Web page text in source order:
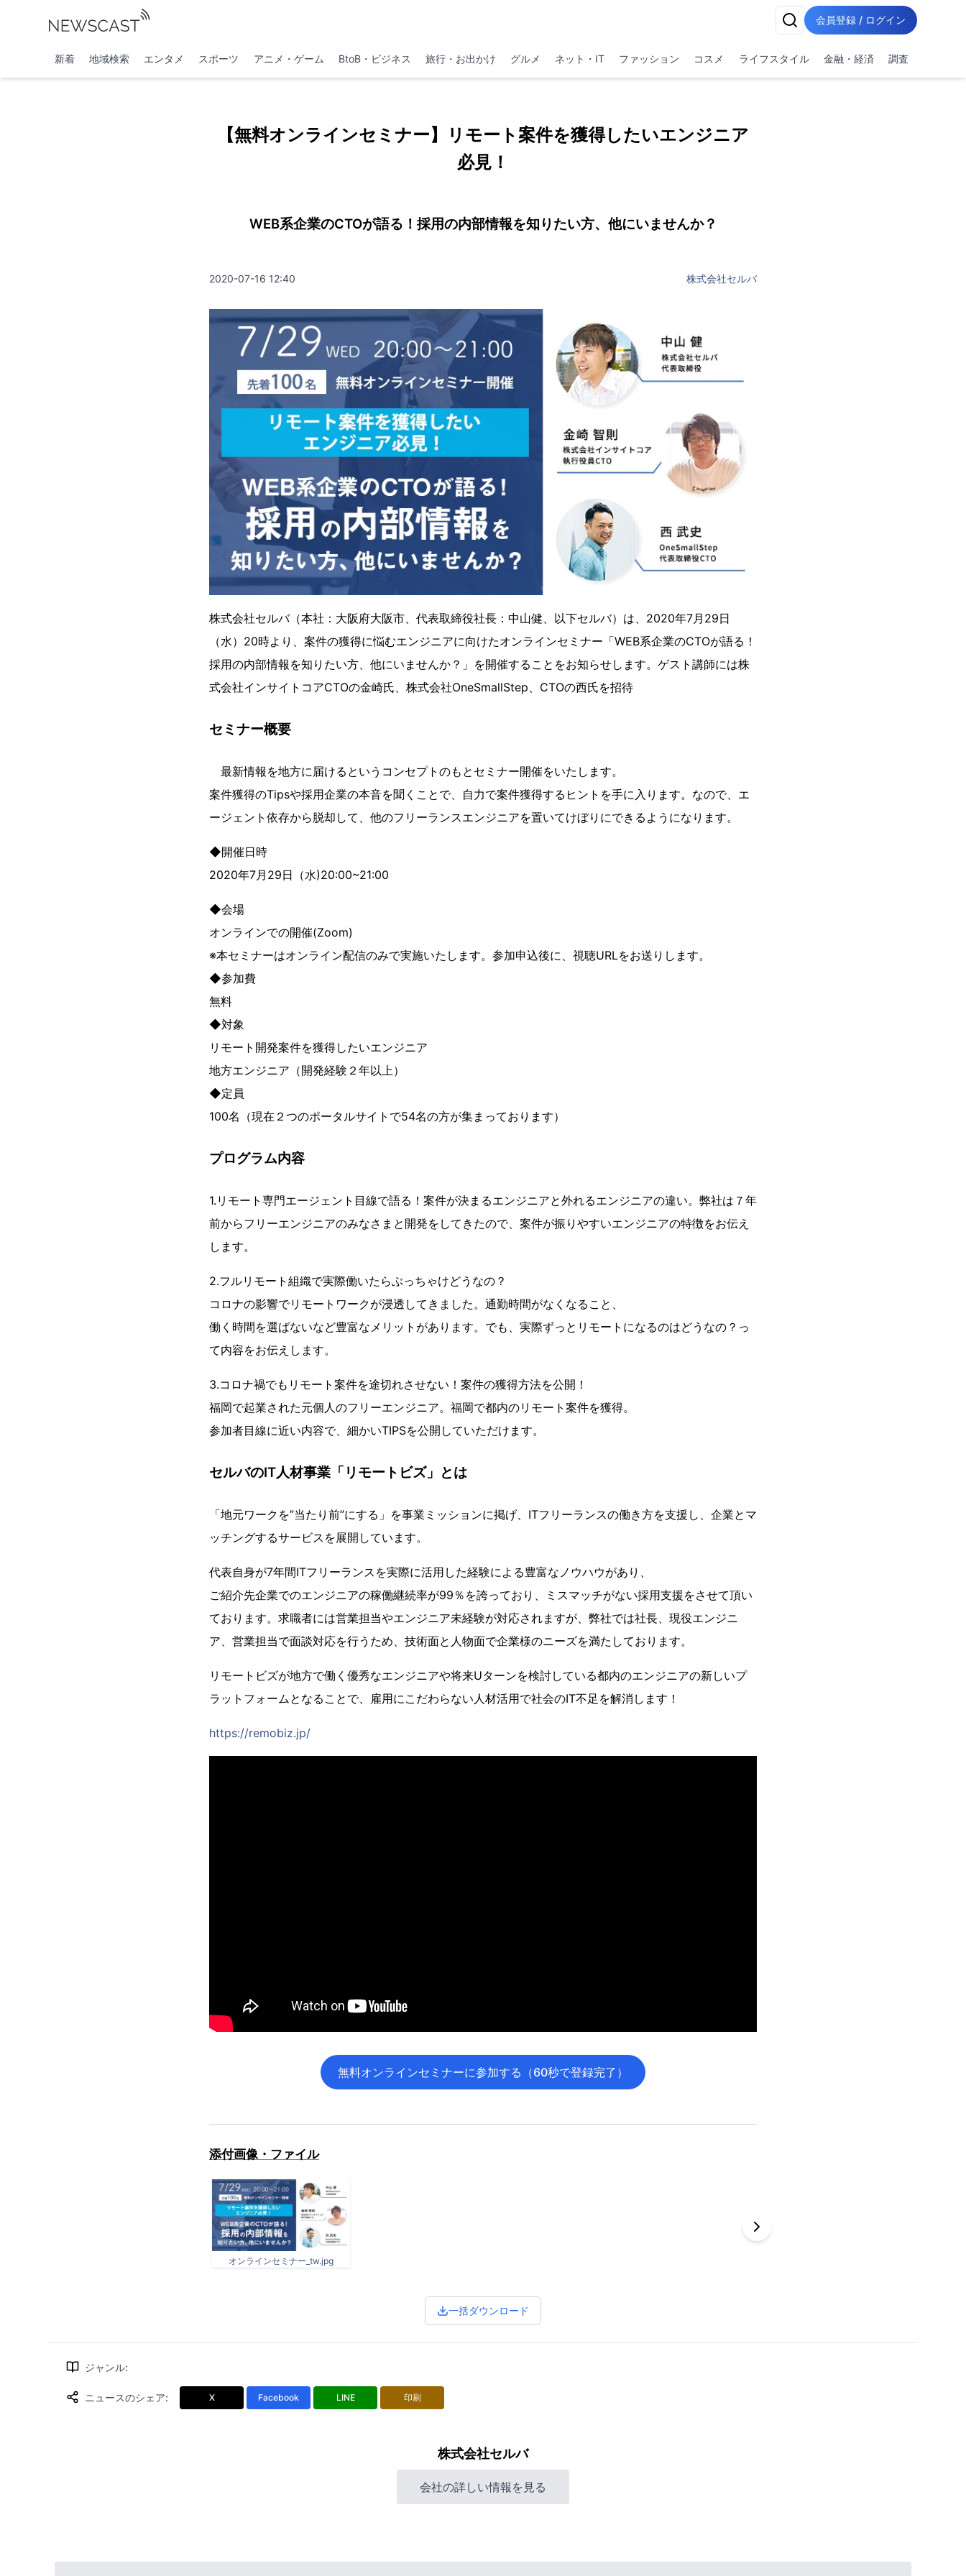
会員登録 / ログイン
新着 地域検索 エンタメ スポーツ アニメ・ゲーム BtoB・ビジネス 旅行・お出かけ グルメ ネット・IT ファッション コスメ ライフスタイル 金融・経済 調査
【無料オンラインセミナー】リモート案件を獲得したいエンジニア
必見！
WEB系企業のCTOが語る！採用の内部情報を知りたい方、他にいませんか？
2020-07-16 12:40 株式会社セルバ
株式会社セルバ（本社：大阪府大阪市、代表取締役社長：中山健、以下セルバ）は、2020年7月29日
（水）20時より、案件の獲得に悩むエンジニアに向けたオンラインセミナー「WEB系企業のCTOが語る！
採用の内部情報を知りたい方、他にいませんか？」を開催することをお知らせします。ゲスト講師には株
式会社インサイトコアCTOの金崎氏、株式会社OneSmallStep、CTOの西氏を招待
セミナー概要
最新情報を地方に届けるというコンセプトのもとセミナー開催をいたします。
案件獲得のTipsや採用企業の本音を聞くことで、自力で案件獲得するヒントを手に入ります。なので、エ
ージェント依存から脱却して、他のフリーランスエンジニアを置いてけぼりにできるようになります。
◆開催日時
2020年7月29日（水)20:00~21:00
◆会場
オンラインでの開催(Zoom)
※本セミナーはオンライン配信のみで実施いたします。参加申込後に、視聴URLをお送りします。
◆参加費
無料
◆対象
リモート開発案件を獲得したいエンジニア
地方エンジニア（開発経験２年以上）
◆定員
100名（現在２つのポータルサイトで54名の方が集まっております）
プログラム内容
1.リモート専門エージェント目線で語る！案件が決まるエンジニアと外れるエンジニアの違い。弊社は７年
前からフリーエンジニアのみなさまと開発をしてきたので、案件が振りやすいエンジニアの特徴をお伝え
します。
2.フルリモート組織で実際働いたらぶっちゃけどうなの？
コロナの影響でリモートワークが浸透してきました。通勤時間がなくなること、
働く時間を選ばないなど豊富なメリットがあります。でも、実際ずっとリモートになるのはどうなの？っ
て内容をお伝えします。
3.コロナ禍でもリモート案件を途切れさせない！案件の獲得方法を公開！
福岡で起業された元個人のフリーエンジニア。福岡で都内のリモート案件を獲得。
参加者目線に近い内容で、細かいTIPSを公開していただけます。
セルバのIT人材事業「リモートビズ」とは
「地元ワークを”当たり前”にする」を事業ミッションに掲げ、ITフリーランスの働き方を支援し、企業とマ
ッチングするサービスを展開しています。
代表自身が7年間ITフリーランスを実際に活用した経験による豊富なノウハウがあり、
ご紹介先企業でのエンジニアの稼働継続率が99％を誇っており、ミスマッチがない採用支援をさせて頂い
ております。求職者には営業担当やエンジニア未経験が対応されますが、弊社では社長、現役エンジニ
ア、営業担当で面談対応を行うため、技術面と人物面で企業様のニーズを満たしております。
リモートビズが地方で働く優秀なエンジニアや将来Uターンを検討している都内のエンジニアの新しいプ
ラットフォームとなることで、雇用にこだわらない人材活用で社会のIT不足を解消します！
https://remobiz.jp/
無料オンラインセミナーに参加する（60秒で登録完了）
添付画像・ファイル
オンラインセミナー_tw.jpg
一括ダウンロード
ジャンル:
ニュースのシェア: X Facebook LINE 印刷
株式会社セルバ
会社の詳しい情報を見る